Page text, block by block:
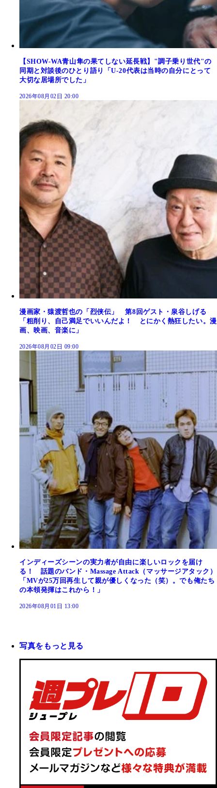
【SHOW-WA青山隼の果てしない延長戦】"調子乗り世代"の
同期と対談後のひとり語り「U-20代表は当時の自分にとって
大切な居場所でした」
2026年08月02日 20:00
漫画家・猿渡哲也の「烈侠伝」 第8回ゲスト・泉谷しげる
「粗削り、自己満足でいいんだよ！ とにかく熱狂したい。漫
画、映画、音楽に」
2026年08月02日 09:00
インディーズシーンの実力者が自由に楽しいロックを届け
る！ 話題のバンド・Massage Attack（マッサージアタック）
「MVが25万回再生して親が優しくなった（笑）。でも俺たち
の本領発揮はこれから！」
2026年08月01日 13:00
写真をもっと見る